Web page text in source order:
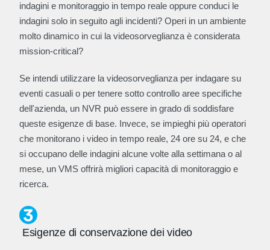
indagini e monitoraggio in tempo reale oppure conduci le
indagini solo in seguito agli incidenti? Operi in un ambiente
molto dinamico in cui la videosorveglianza è considerata
mission-critical?
Se intendi utilizzare la videosorveglianza per indagare su
eventi casuali o per tenere sotto controllo aree specifiche
dell'azienda, un NVR può essere in grado di soddisfare
queste esigenze di base. Invece, se impieghi più operatori
che monitorano i video in tempo reale, 24 ore su 24, e che
si occupano delle indagini alcune volte alla settimana o al
mese, un VMS offrirà migliori capacità di monitoraggio e
ricerca.
Esigenze di conservazione dei video